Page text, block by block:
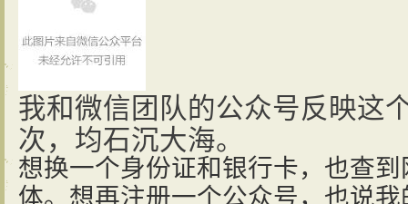
我和微信团队的公众号反映这
次，均石沉大海。
想换一个身份证和银行卡，也查
体。想再注册一个公众号，也说